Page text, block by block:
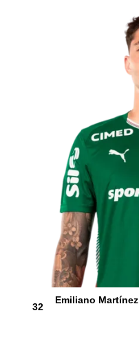
32
Emiliano Martínez